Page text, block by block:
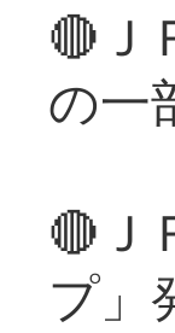
🔴Ｊ
の一
🔴Ｊ
プ」